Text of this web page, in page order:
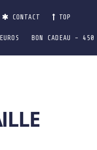
CONTACT TOP
BON CADEAU – 450